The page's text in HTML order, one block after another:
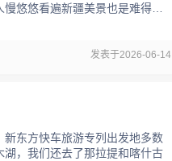
悠悠看遍新疆美景也是难得的
发表于2026-06-14
东方快车旅游专列出发地多数
，我们还去了那拉提和喀什古